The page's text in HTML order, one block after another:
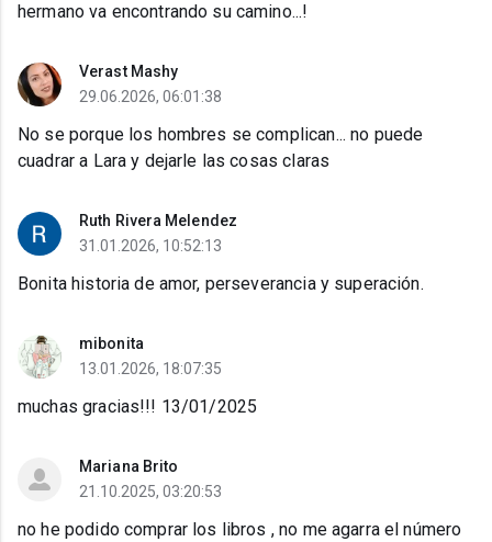
hermano va encontrando su camino...!
Verast Mashy
29.06.2026, 06:01:38
No se porque los hombres se complican... no puede
cuadrar a Lara y dejarle las cosas claras
Ruth Rivera Melendez
31.01.2026, 10:52:13
Bonita historia de amor, perseverancia y superación.
mibonita
13.01.2026, 18:07:35
muchas gracias!!! 13/01/2025
Mariana Brito
21.10.2025, 03:20:53
no he podido comprar los libros , no me agarra el número